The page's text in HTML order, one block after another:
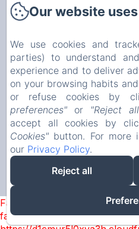
EN
Failed to load BookingEngine/
failed. (missing:
Our website
We use cookies and
parties) to understand
experience and to deliver
on your browsing habits
or refuse cookies by
preferences" or "Reject
accept all cookies by
Cookies" button. For more
our Privacy Policy.
Reject all